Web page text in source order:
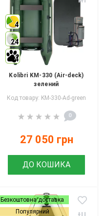
4
24
4
Kolibri KM-330 (Аir-deck)
зелений
Код товару: KM-330-Ad-green
0
27 050 грн
ДО КОШИКА
Безкоштовна доставка
Популярний